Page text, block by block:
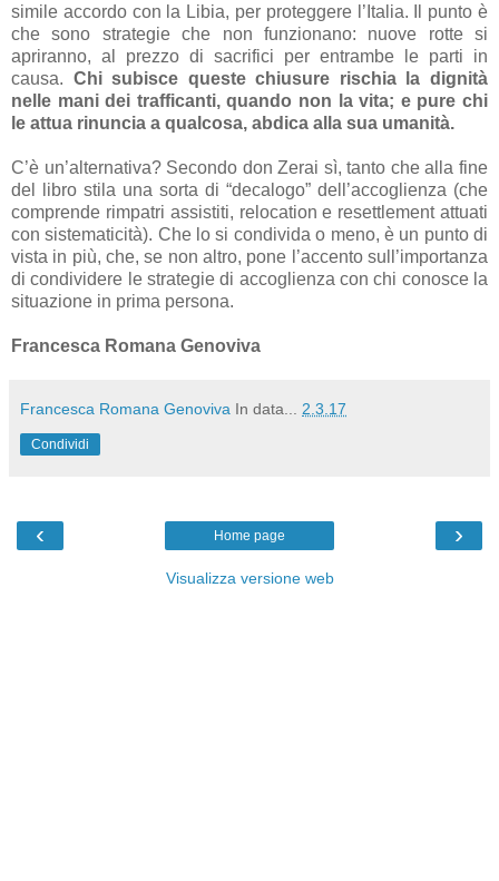
simile accordo con la Libia, per proteggere l’Italia. Il punto è
che sono strategie che non funzionano: nuove rotte si
apriranno, al prezzo di sacrifici per entrambe le parti in
causa. Chi subisce queste chiusure rischia la dignità
nelle mani dei trafficanti, quando non la vita; e pure chi
le attua rinuncia a qualcosa, abdica alla sua umanità.
C’è un’alternativa? Secondo don Zerai sì, tanto che alla fine
del libro stila una sorta di “decalogo” dell’accoglienza (che
comprende rimpatri assistiti, relocation e resettlement attuati
con sistematicità). Che lo si condivida o meno, è un punto di
vista in più, che, se non altro, pone l’accento sull’importanza
di condividere le strategie di accoglienza con chi conosce la
situazione in prima persona.
Francesca Romana Genoviva
Francesca Romana Genoviva In data... 2.3.17
Condividi
‹ ›
Home page
Visualizza versione web